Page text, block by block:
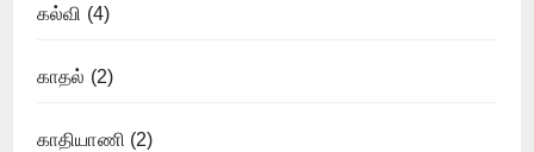
கல்வி (4)
காதல் (2)
காதியாணி (2)